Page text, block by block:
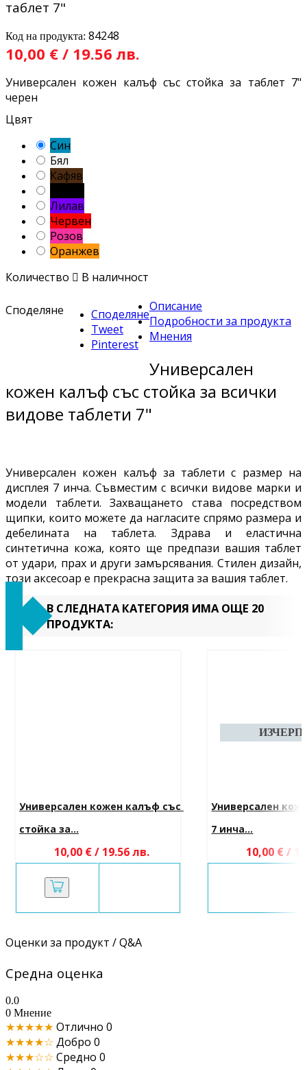
таблет 7"
Код на продукта: 84248
10,00 € / 19.56 лв.
Универсален кожен калъф със стойка за таблет 7"
черен
Цвят
Син
Бял
Кафяв
Лилав
Червен
Розов
Оранжев
Количество  В наличност
Споделяне
Споделяне
Tweet
Pinterest
Описание
Подробности за продукта
Мнения
Универсален
кожен калъф със стойка за всички
видове таблети 7"
Универсален кожен калъф за таблети с размер на
дисплея 7 инча. Съвместим с всички видове марки и
модели таблети. Захващането става посредством
щипки, които можете да нагласите спрямо размера и
дебелината на таблета. Здрава и еластична
синтетична кожа, която ще предпази вашия таблет
от удари, прах и други замърсявания. Стилен дизайн,
този аксесоар е прекрасна защита за вашия таблет.
В СЛЕДНАТА КАТЕГОРИЯ ИМА ОЩЕ 20
ПРОДУКТА:
Универсален кожен калъф със
стойка за...
10,00 € / 19.56 лв.
Универсален
7 инча...
10,00 € /
Оценки за продукт / Q&A
Средна оценка
0.0
0 Мнение
★★★★★ Отлично 0
★★★★☆ Добро 0
★★★☆☆ Средно 0